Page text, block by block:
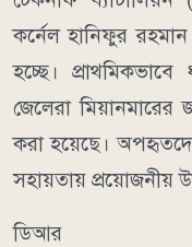
কর্নেল হানিফুর
হচ্ছে।
জেলেরা
করা হয়েছে।
সহায়তায় প্রয়োজনীয়
ডিআর